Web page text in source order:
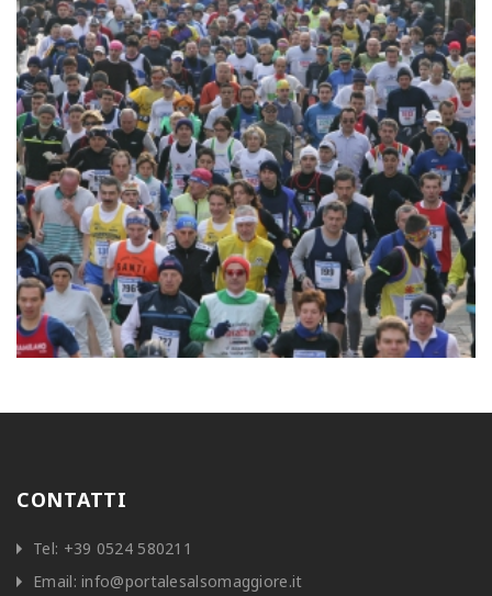
CONTATTI
Tel: +39 0524 580211
Email:info@portalesalsomaggiore.it